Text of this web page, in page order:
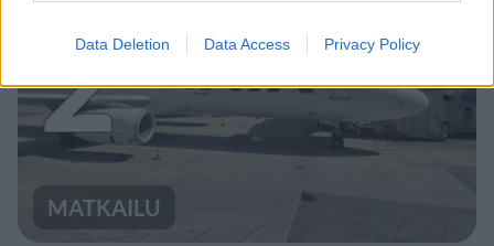
Data Deletion Data Access Privacy Policy
2
MATKAILU